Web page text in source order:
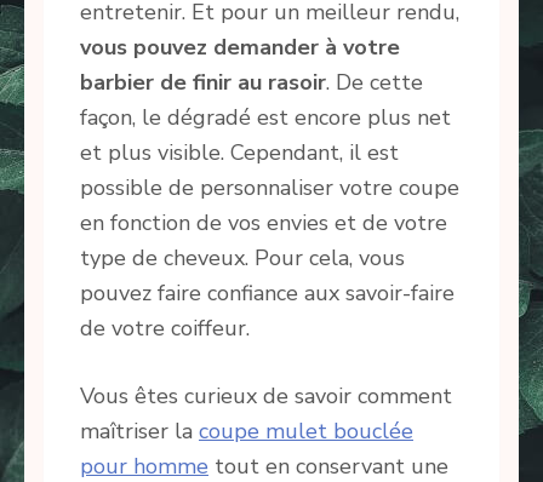
entretenir. Et pour un meilleur rendu,
vous pouvez demander à votre
barbier de finir au rasoir. De cette
façon, le dégradé est encore plus net
et plus visible. Cependant, il est
possible de personnaliser votre coupe
en fonction de vos envies et de votre
type de cheveux. Pour cela, vous
pouvez faire confiance aux savoir-faire
de votre coiffeur.
Vous êtes curieux de savoir comment
maîtriser la coupe mulet bouclée
pour homme tout en conservant une